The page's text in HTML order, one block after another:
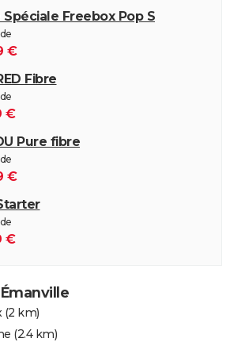
Spéciale Freebox Pop S
€
Fibre
€
Pure fibre
€
€
(2 km)
(2.4 km)